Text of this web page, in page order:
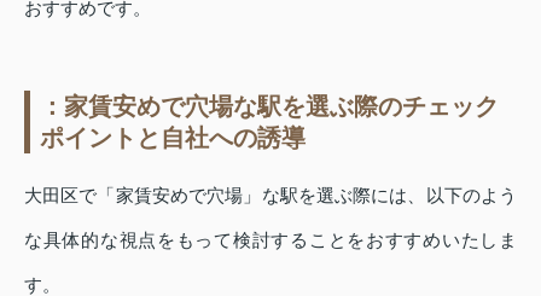
おすすめです。
：家賃安めで穴場な駅を選ぶ際のチェック
ポイントと自社への誘導
大田区で「家賃安めで穴場」な駅を選ぶ際には、以下のよう
な具体的な視点をもって検討することをおすすめいたしま
す。